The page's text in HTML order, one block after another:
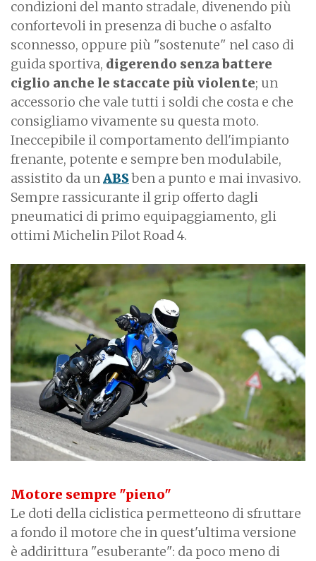
condizioni del manto stradale, divenendo più
confortevoli in presenza di buche o asfalto
sconnesso, oppure più "sostenute" nel caso di
guida sportiva, digerendo senza battere
ciglio anche le staccate più violente; un
accessorio che vale tutti i soldi che costa e che
consigliamo vivamente su questa moto.
Ineccepibile il comportamento dell'impianto
frenante, potente e sempre ben modulabile,
assistito da unABSben a punto e mai invasivo.
Sempre rassicurante il grip offerto dagli
pneumatici di primo equipaggiamento, gli
ottimi Michelin Pilot Road 4.
Motore sempre "pieno"
Le doti della ciclistica permetteono di sfruttare
a fondo il motore che in quest'ultima versione
è addirittura "esuberante": da poco meno di